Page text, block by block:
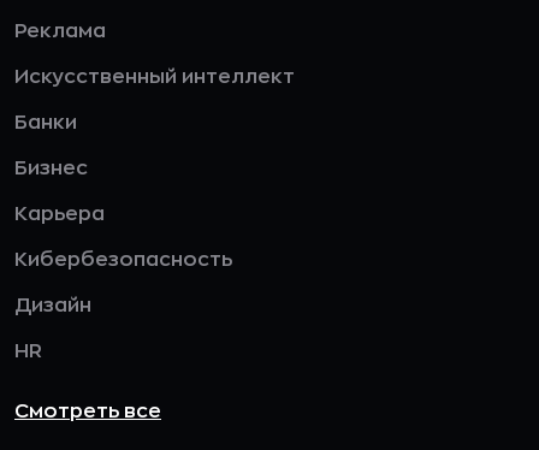
Реклама
Искусственный интеллект
Банки
Бизнес
Карьера
Кибербезопасность
Дизайн
HR
Смотреть все